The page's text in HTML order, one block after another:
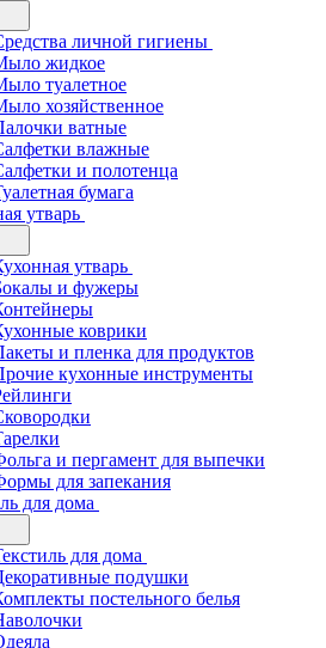
личной гигиены
жидкое
туалетное
хозяйственное
ватные
влажные
и полотенца
бумага
утварь
утварь
и фужеры
коврики
и пленка для продуктов
кухонные инструменты
и пергамент для выпечки
для запекания
для дома
для дома
подушки
постельного белья